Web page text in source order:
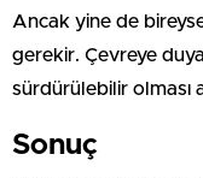
Ancak yine de
gerekir. Çevreye
sürdürülebilir olması
Sonuç